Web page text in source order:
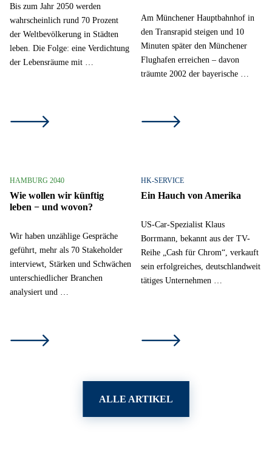
Bis zum Jahr 2050 werden
wahrscheinlich rund 70 Prozent
der Weltbevölkerung in Städten
leben. Die Folge: eine Verdichtung
der Lebensräume mit …
Am Münchener Hauptbahnhof in
den Transrapid steigen und 10
Minuten später den Münchener
Flughafen erreichen – davon
träumte 2002 der bayerische …
HAMBURG 2040
Wie wollen wir künftig
leben − und wovon?
Wir haben unzählige Gespräche
geführt, mehr als 70 Stakeholder
interviewt, Stärken und Schwächen
unterschiedlicher Branchen
analysiert und …
HK-SERVICE
Ein Hauch von Amerika
US-Car-Spezialist Klaus
Borrmann, bekannt aus der TV-
Reihe „Cash für Chrom“, verkauft
sein erfolgreiches, deutschlandweit
tätiges Unternehmen …
ALLE ARTIKEL